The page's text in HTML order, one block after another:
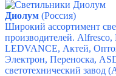
Диолум (Россия)
Широкий ассортимент
производителей.
LEDVANCE, Актей,
Электрон, Переноска,
светотехнический завод